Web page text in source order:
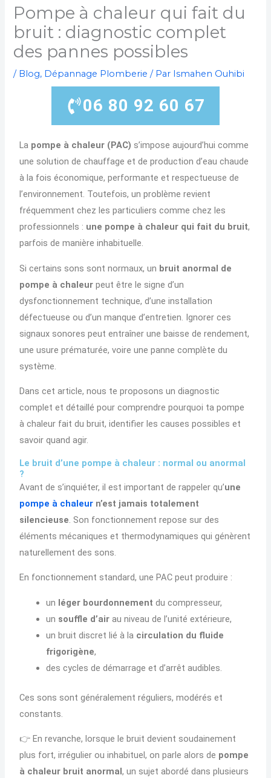
Pompe à chaleur qui fait du
bruit : diagnostic complet
des pannes possibles
/ Blog, Dépannage Plomberie / Par Ismahen Ouhibi
06 80 92 60 67
La pompe à chaleur (PAC) s’impose aujourd’hui comme
une solution de chauffage et de production d’eau chaude
à la fois économique, performante et respectueuse de
l’environnement. Toutefois, un problème revient
fréquemment chez les particuliers comme chez les
professionnels : une pompe à chaleur qui fait du bruit,
parfois de manière inhabituelle.
Si certains sons sont normaux, un bruit anormal de
pompe à chaleur peut être le signe d’un
dysfonctionnement technique, d’une installation
défectueuse ou d’un manque d’entretien. Ignorer ces
signaux sonores peut entraîner une baisse de rendement,
une usure prématurée, voire une panne complète du
système.
Dans cet article, nous te proposons undiagnostic
complet et détaillé pour comprendre pourquoi ta pompe
à chaleur fait du bruit, identifier les causes possibles et
savoir quand agir.
Le bruit d’une pompe à chaleur : normal ou anormal
?
Avant de s’inquiéter, il est important de rappeler qu’une
pompe à chaleur n’est jamais totalement
silencieuse. Son fonctionnement repose sur des
éléments mécaniques et thermodynamiques qui génèrent
naturellement des sons.
En fonctionnement standard, une PAC peut produire :
un léger bourdonnement du compresseur,
un souffle d’air au niveau de l’unité extérieure,
un bruit discret lié à la circulation du fluide
frigorigène,
des cycles de démarrage et d’arrêt audibles.
Ces sons sont généralement réguliers, modérés et
constants.
👉 En revanche, lorsque le bruit devient soudainement
plus fort, irrégulier ou inhabituel, on parle alors de pompe
à chaleur bruit anormal, un sujet abordé dans plusieurs